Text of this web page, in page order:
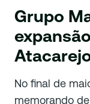
Grupo
No final de
memorando